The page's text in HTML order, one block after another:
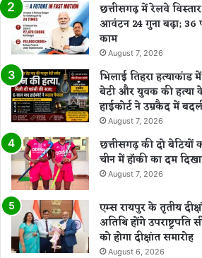
छत्तीसगढ़ में रेलवे
आवंटन 24 गुना बढ़ा; 36
काम
August 7, 2026
भिलाई तिहरा हत्याकांड
बेटी और युवक की हत्या
हाईकोर्ट ने उम्रकैद में
August 7, 2026
छत्तीसगढ़ की दो बेटियों
चीन में हॉकी का दम
August 7, 2026
एम्स रायपुर के तृतीय
अतिथि होंगे
को होगा दीक्षांत समारोह
August 6, 2026